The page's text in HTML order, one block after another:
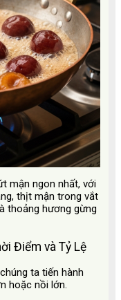
mận ngon nhất, với
thịt mận trong vắt
thoảng hương gừng
Điểm và Tỷ Lệ
ta tiến hành
hoặc nồi lớn.